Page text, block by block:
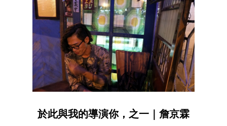
於此與我的導演你，之一｜詹京霖